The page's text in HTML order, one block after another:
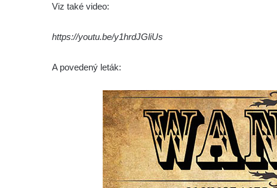
Viz také video:
https://youtu.be/y1hrdJGliUs
A povedený leták: